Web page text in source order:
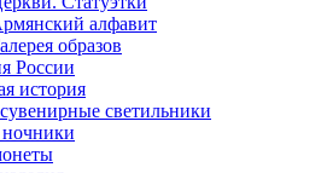
алфавит
образов
России
история
светильники